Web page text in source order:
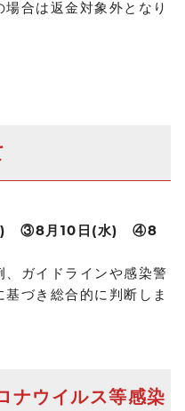
合は返金対象外となり
) ③8月10日(水) ④8
ガイドラインや感染警
づき総合的に判断しま
ナウイルス等感染